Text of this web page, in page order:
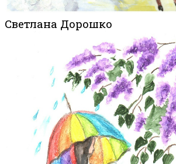
Светлана Дорошко